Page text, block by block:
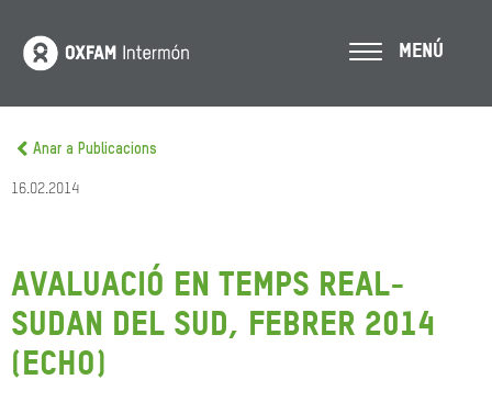
MENÚ
Anar a Publicacions
16.02.2014
Avaluació en temps real-
Sudan del Sud, febrer 2014
(ECHO)